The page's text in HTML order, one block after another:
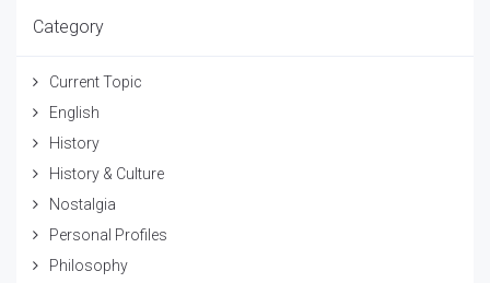
Category
Current Topic
English
History
History & Culture
Nostalgia
Personal Profiles
Philosophy